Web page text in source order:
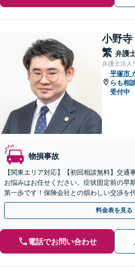
小野寺
繁 弁護
弁護士法人
平塚市
らも相
受付中
物損事故
【関東エリア対応】【初回相談無料】交通
お悩みはお任せください。症状固定前の早
第一歩です！保険会社との煩わしい交渉を
しっかり守ります。【夜間や休日相談可】
料金表を見る
電話でお問い合わせ